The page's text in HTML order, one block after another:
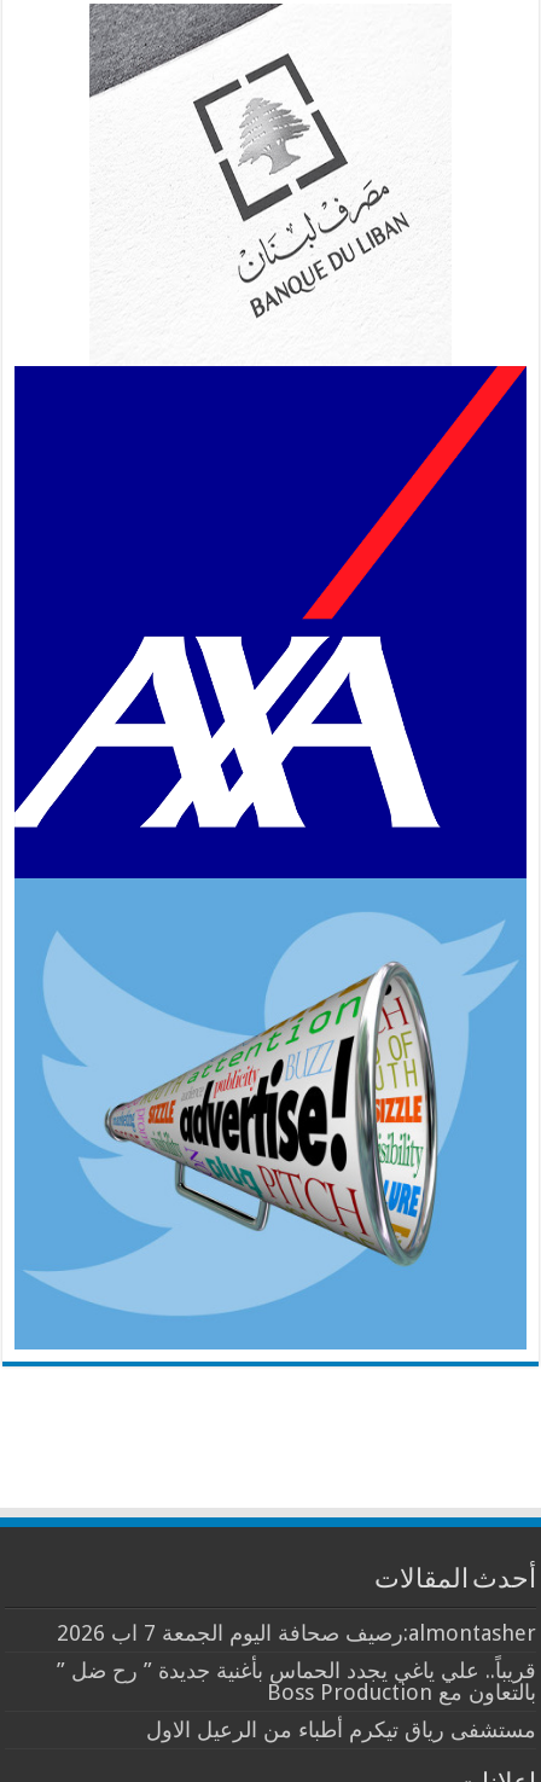
أحدث المقالات
almontasher:رصيف صحافة اليوم الجمعة 7 اب 2026
قريباً.. علي ياغي يجدد الحماس بأغنية جديدة ” رح ضل ”
بالتعاون مع Boss Production
مستشفى رياق تيكرم أطباء من الرعيل الاول